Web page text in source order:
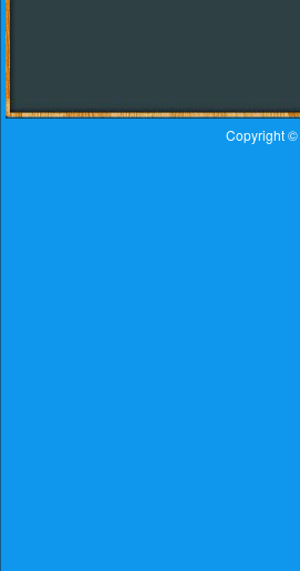
Copyright ©